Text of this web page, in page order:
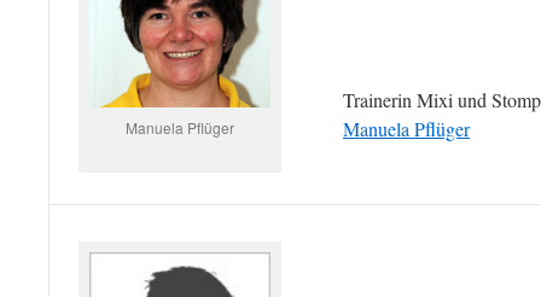
Manuela Pflüger
Trainerin Mixi und
Manuela Pflüger